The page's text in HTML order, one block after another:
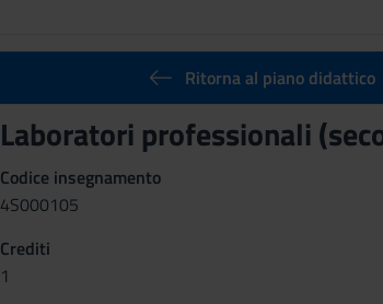
Ritorna al piano didattico
Laboratori professionali
Codice insegnamento
4S000105
Crediti
1